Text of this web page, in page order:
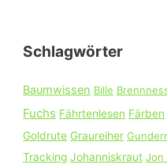
n
a
c
h
:
Schlagwörter
Baumwissen Bille
Fuchs Fährtenlesen Färben
Goldrute Graureiher
Tracking Johanniskraut Jon